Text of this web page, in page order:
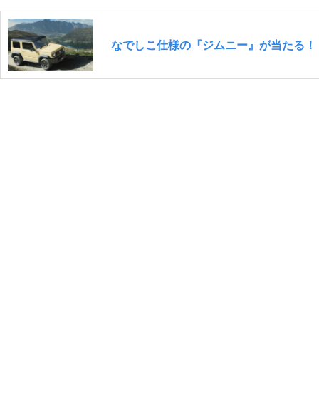
なでしこ仕様の『ジムニー』が当たる